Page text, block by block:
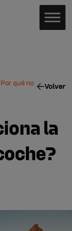
qué no
Volver
la